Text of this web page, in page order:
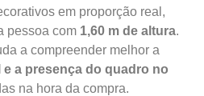
em proporção real,
pessoa com 1,60 m de altura.
a compreender melhor a
a presença do quadro no
na hora da compra.